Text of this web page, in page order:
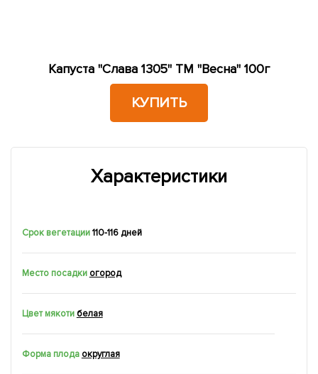
Капуста "Слава 1305" ТМ "Весна" 100г
КУПИТЬ
Характеристики
Срок вегетации 110-116 дней
Место посадки огород
Цвет мякоти белая
Форма плода округлая